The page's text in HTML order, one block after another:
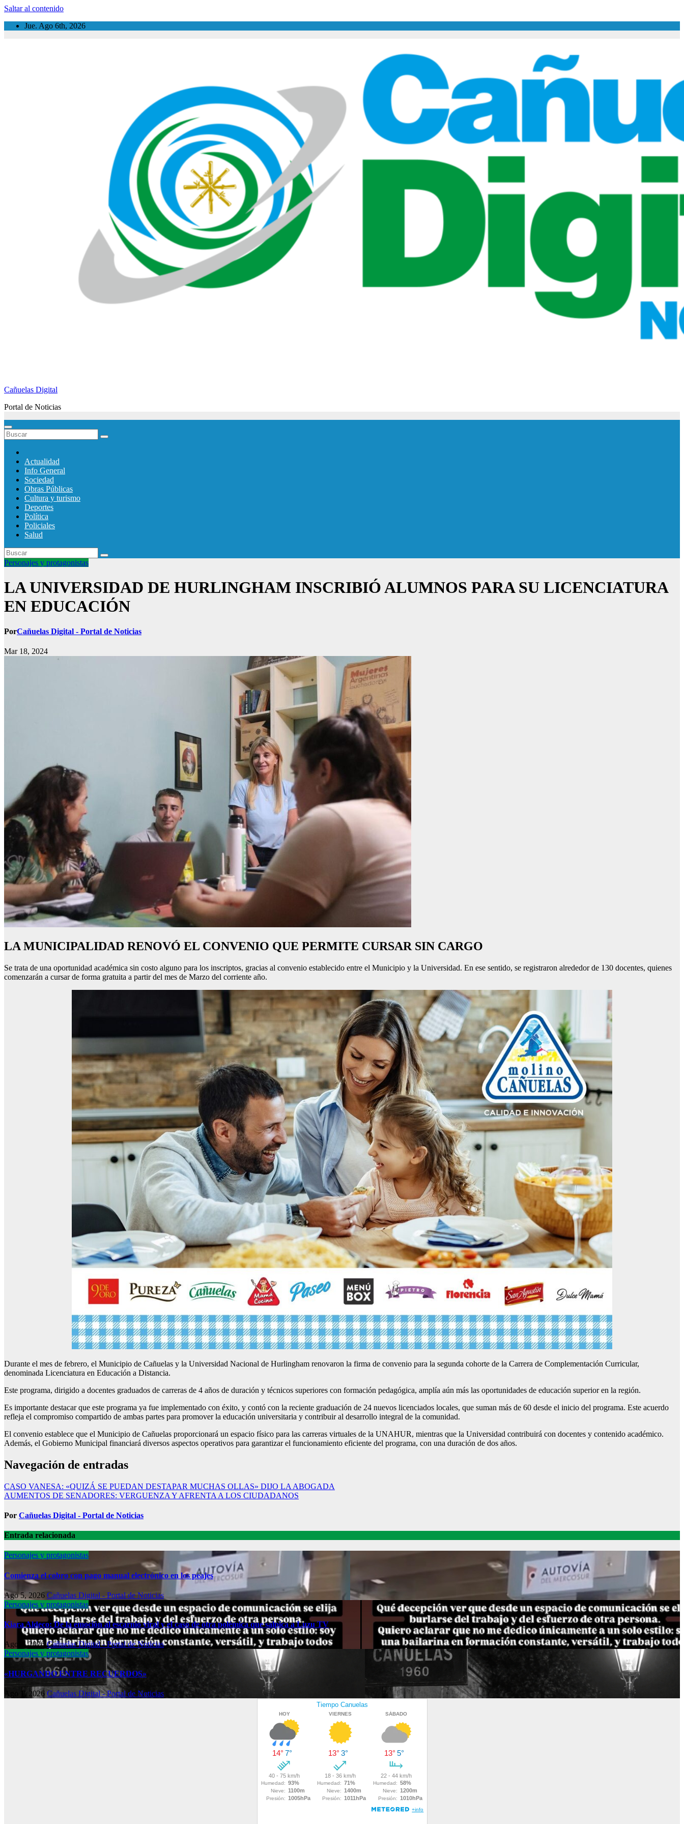
Saltar al contenido
Jue. Ago 6th, 2026
Cañuelas Digital
Portal de Noticias
Actualidad
Info General
Sociedad
Obras Públicas
Cultura y turismo
Deportes
Política
Policiales
Salud
Personajes y protagonistas
LA UNIVERSIDAD DE HURLINGHAM INSCRIBIÓ ALUMNOS PARA SU LICENCIATURA
EN EDUCACIÓN
PorCañuelas Digital - Portal de Noticias
Mar 18, 2024
LA MUNICIPALIDAD RENOVÓ EL CONVENIO QUE PERMITE CURSAR SIN CARGO
Se trata de una oportunidad académica sin costo alguno para los inscriptos, gracias al convenio establecido entre el Municipio y la Universidad. En ese sentido, se registraron alrededor de 130 docentes, quienes
comenzarán a cursar de forma gratuita a partir del mes de Marzo del corriente año.
Durante el mes de febrero, el Municipio de Cañuelas y la Universidad Nacional de Hurlingham renovaron la firma de convenio para la segunda cohorte de la Carrera de Complementación Curricular,
denominada Licenciatura en Educación a Distancia.
Este programa, dirigido a docentes graduados de carreras de 4 años de duración y técnicos superiores con formación pedagógica, amplía aún más las oportunidades de educación superior en la región.
Es importante destacar que este programa ya fue implementado con éxito, y contó con la reciente graduación de 24 nuevos licenciados locales, que suman más de 60 desde el inicio del programa. Este acuerdo
refleja el compromiso compartido de ambas partes para promover la educación universitaria y contribuir al desarrollo integral de la comunidad.
El convenio establece que el Municipio de Cañuelas proporcionará un espacio físico para las carreras virtuales de la UNAHUR, mientras que la Universidad contribuirá con docentes y contenido académico.
Además, el Gobierno Municipal financiará diversos aspectos operativos para garantizar el funcionamiento eficiente del programa, con una duración de dos años.
Navegación de entradas
CASO VANESA: «QUIZÁ SE PUEDAN DESTAPAR MUCHAS OLLAS» DIJO LA ABOGADA
AUMENTOS DE SENADORES: VERGUENZA Y AFRENTA A LOS CIUDADANOS
Por Cañuelas Digital - Portal de Noticias
Entrada relacionada
Personajes y protagonistas
Comienza el cobro con pago manual electrónico en los peajes
Ago 5, 2026 Cañuelas Digital - Portal de Noticias
Personajes y protagonistas
Kiara Aldeco: De la emoción al escarnio viral y el caso de otra polémica que salpica a Luzu TV
Ago 2, 2026Cañuelas Digital - Portal de Noticias
Personajes y protagonistas
«HURGANDO ENTRE RECUERDOS»
Ago 1, 2026 Cañuelas Digital - Portal de Noticias